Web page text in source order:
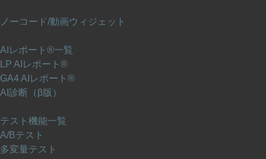
ノーコード/動画ウィジェット
AIレポート®一覧
LP AIレポート®
GA4 AIレポート®
AI診断（β版）
テスト機能一覧
A/Bテスト
多変量テスト